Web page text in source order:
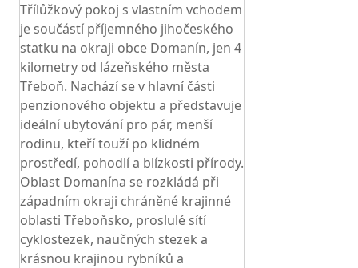
Třílůžkový pokoj s vlastním vchodem
je součástí příjemného jihočeského
statku na okraji obce Domanín, jen 4
kilometry od lázeňského města
Třeboň. Nachází se v hlavní části
penzionového objektu a představuje
ideální ubytování pro pár, menší
rodinu, kteří touží po klidném
prostředí, pohodlí a blízkosti přírody.
Oblast Domanína se rozkládá při
západním okraji chráněné krajinné
oblasti Třeboňsko, proslulé sítí
cyklostezek, naučných stezek a
krásnou krajinou rybníků a